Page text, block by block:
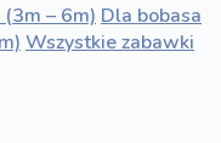
– 6m) Dla bobasa
Wszystkie zabawki